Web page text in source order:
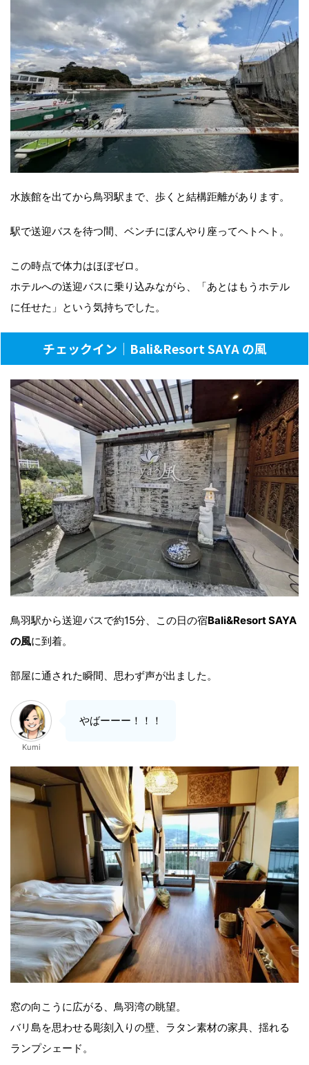
水族館を出てから鳥羽駅まで、歩くと結構距離があります。
駅で送迎バスを待つ間、ベンチにぼんやり座ってヘトヘト。
この時点で体力はほぼゼロ。
ホテルへの送迎バスに乗り込みながら、「あとはもうホテル
に任せた」という気持ちでした。
チェックイン｜Bali&Resort SAYA の風
鳥羽駅から送迎バスで約15分、この日の宿Bali&Resort SAYA
の風に到着。
部屋に通された瞬間、思わず声が出ました。
Kumi
やばーーー！！！
窓の向こうに広がる、鳥羽湾の眺望。
バリ島を思わせる彫刻入りの壁、ラタン素材の家具、揺れる
ランプシェード。